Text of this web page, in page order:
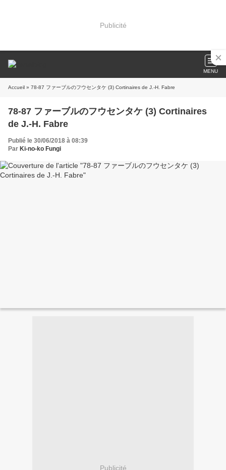
Publicité
MENU
Accueil » 78-87 ファーブルのフウセンタケ (3) Cortinaires de J.-H. Fabre
78-87 ファーブルのフウセンタケ (3) Cortinaires
de J.-H. Fabre
Publié le 30/06/2018 à 08:39
Par Ki-no-ko Fungi
Publicité